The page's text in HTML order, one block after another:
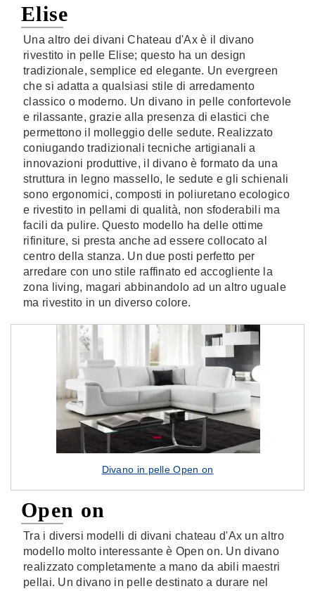
Elise
Una altro dei divani Chateau d'Ax è il divano
rivestito in pelle Elise; questo ha un design
tradizionale, semplice ed elegante. Un evergreen
che si adatta a qualsiasi stile di arredamento
classico o moderno. Un divano in pelle confortevole
e rilassante, grazie alla presenza di elastici che
permettono il molleggio delle sedute. Realizzato
coniugando tradizionali tecniche artigianali a
innovazioni produttive, il divano è formato da una
struttura in legno massello, le sedute e gli schienali
sono ergonomici, composti in poliuretano ecologico
e rivestito in pellami di qualità, non sfoderabili ma
facili da pulire. Questo modello ha delle ottime
rifiniture, si presta anche ad essere collocato al
centro della stanza. Un due posti perfetto per
arredare con uno stile raffinato ed accogliente la
zona living, magari abbinandolo ad un altro uguale
ma rivestito in un diverso colore.
Divano in pelle Open on
Open on
Tra i diversi modelli di divani chateau d'Ax un altro
modello molto interessante è Open on. Un divano
realizzato completamente a mano da abili maestri
pellai. Un divano in pelle destinato a durare nel